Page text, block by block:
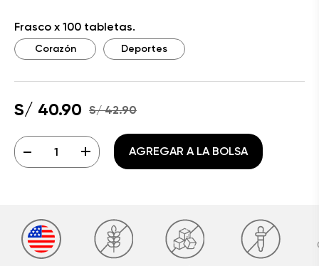
Frasco x 100 tabletas.
Corazón Deportes
S/ 40.90 S/ 42.90
- + AGREGAR A LA BOLSA